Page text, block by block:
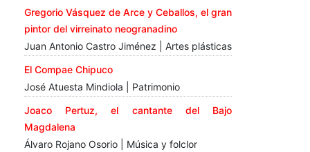
Gregorio Vásquez de Arce y Ceballos, el gran
pintor del virreinato neogranadino
Juan Antonio Castro Jiménez | Artes plásticas
El Compae Chipuco
José Atuesta Mindiola | Patrimonio
Joaco Pertuz, el cantante del Bajo
Magdalena
Álvaro Rojano Osorio | Música y folclor